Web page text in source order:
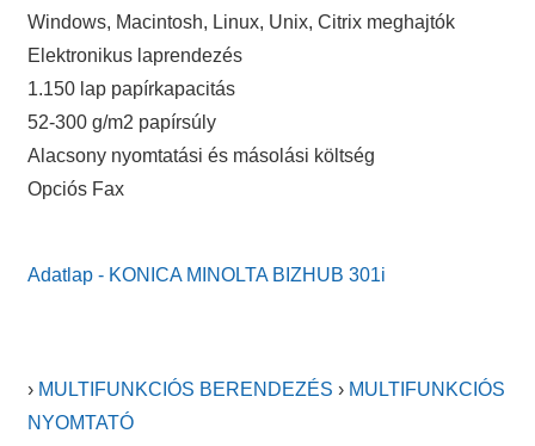
Windows, Macintosh, Linux, Unix, Citrix meghajtók
Elektronikus laprendezés
1.150 lap papírkapacitás
52-300 g/m2 papírsúly
Alacsony nyomtatási és másolási költség
Opciós Fax
Adatlap - KONICA MINOLTA BIZHUB 301i
› MULTIFUNKCIÓS BERENDEZÉS › MULTIFUNKCIÓS
NYOMTATÓ